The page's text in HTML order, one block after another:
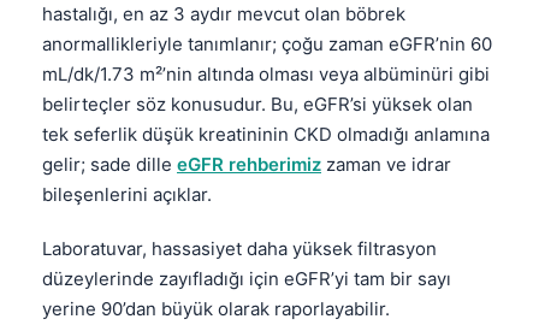
hastalığı, en az 3 aydır mevcut olan böbrek
anormallikleriyle tanımlanır; çoğu zaman eGFR’nin 60
mL/dk/1.73 m²’nin altında olması veya albüminüri gibi
belirteçler söz konusudur. Bu, eGFR’si yüksek olan
tek seferlik düşük kreatininin CKD olmadığı anlamına
gelir; sade dille eGFR rehberimiz zaman ve idrar
bileşenlerini açıklar.
Laboratuvar, hassasiyet daha yüksek filtrasyon
düzeylerinde zayıfladığı için eGFR’yi tam bir sayı
yerine 90’dan büyük olarak raporlayabilir.
Bosanski
Azərbaycan dili
日本語
Čeština
ქართული
Русский
Lietuvių kalba